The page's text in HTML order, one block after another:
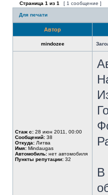
Страница 1 из 1 [ 1 сообщение ]
Для печати
Автор
mindozee
Стаж с: 28 июн 2011, 00:00
Сообщений: 38
Откуда: Литва
Имя: Mindaugas
Автомобиль: нет автомобиля
Пункты репутации: 32
В